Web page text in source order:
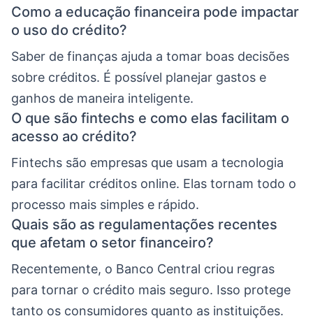
Como a educação financeira pode impactar
o uso do crédito?
Saber de finanças ajuda a tomar boas decisões
sobre créditos. É possível planejar gastos e
ganhos de maneira inteligente.
O que são fintechs e como elas facilitam o
acesso ao crédito?
Fintechs são empresas que usam a tecnologia
para facilitar créditos online. Elas tornam todo o
processo mais simples e rápido.
Quais são as regulamentações recentes
que afetam o setor financeiro?
Recentemente, o Banco Central criou regras
para tornar o crédito mais seguro. Isso protege
tanto os consumidores quanto as instituições.